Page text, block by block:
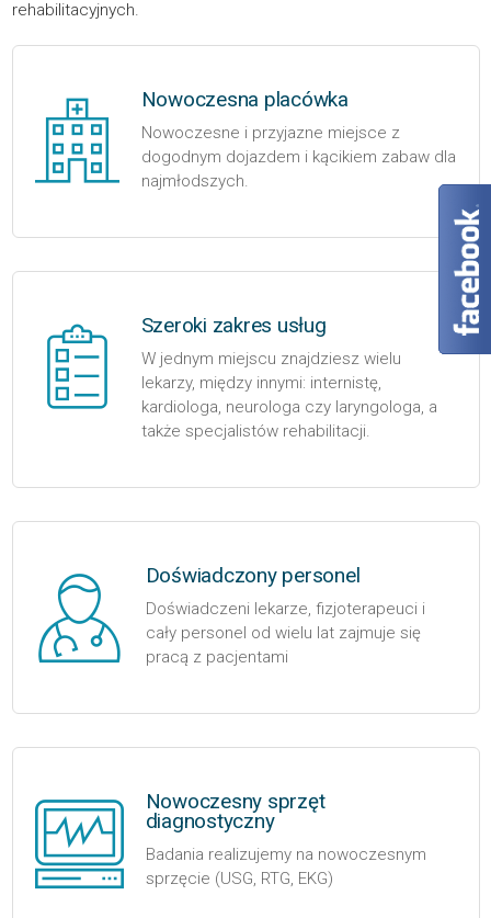
rehabilitacyjnych.
Nowoczesna placówka
Nowoczesne i przyjazne miejsce z
dogodnym dojazdem i kącikiem zabaw dla
najmłodszych.
Szeroki zakres usług
W jednym miejscu znajdziesz wielu
lekarzy, między innymi: internistę,
kardiologa, neurologa czy laryngologa, a
także specjalistów rehabilitacji.
Doświadczony personel
Doświadczeni lekarze, fizjoterapeuci i
cały personel od wielu lat zajmuje się
pracą z pacjentami
Nowoczesny sprzęt
diagnostyczny
Badania realizujemy na nowoczesnym
sprzęcie (USG, RTG, EKG)